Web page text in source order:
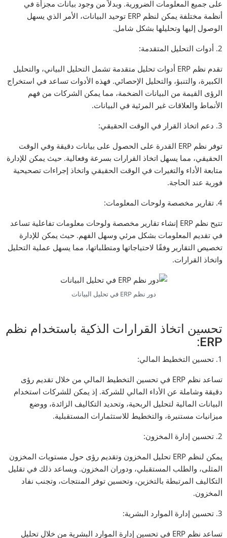
على جميع المعلومات الضرورية. وبدلاً من وجود بيانات مجزأة في
أنظمة مختلفة يمكن لنظم ERP توحيد البيانات، الأمر الذي يسهل
الوصول إليها وتحليلها بشكل شامل.
2. أدوات التحليل المتقدمة:
تقدم نظم ERP أدوات تحليل متقدمة تشمل التحليل البياني، والتحليل
الكبيرة، والتنبؤ، والتحليل الإحصائي. فهذه الأدوات تساعد في استخراج
الرؤى القيمة من البيانات الضخمة، مما يمكن الشركات من فهم
الأنماط والعلاقات غير المرئية في البيانات.
3. دعم اتخاذ القرار في الوقت الحقيقي:
توفر نظم ERP القدرة على الحصول على بيانات دقيقة وفي الوقت
الحقيقي، مما يسهل اتخاذ القرارات بسرعة وفعالية. حيث يمكن للإدارة
متابعة الأداء والتغيرات في الوقت الحقيقي واتخاذ إجراءات تصحيحية
فورية عند الحاجة.
4. تقارير مخصصة ولوحات المعلومات:
تتيح نظم ERP إنشاء تقارير مخصصة ولوحات معلومات تفاعلية تساعد
في تقديم المعلومات بشكل مرئي وسهل الفهم. حيث يمكن للإدارة
تخصيص التقارير وفقًا لاحتياجاتها ومتطلباتها، مما يسهل عملية التحليل
واتخاذ القرارات.
دور نظم ERP في تحليل البيانات
تحسين اتخاذ القرارات الذكية باستخدام نظم
ERP:
1. تحسين التخطيط المالي:
تساعد نظم ERP في تحسين التخطيط المالي من خلال تقديم رؤى
دقيقة وشاملة عن الأداء المالي للشركة. إذ يمكن للشركات استخدام
البيانات المالية لتحليل الربحية، وتحديد التكاليف الزائدة، ووضع
ميزانيات مستنيرة، والتخطيط للاستثمارات المستقبلية.
2. تحسين إدارة المخزون:
يمكن لنظم ERP تحليل المخزون وتقديم رؤى حول مستويات المخزون
المثلى، والطلب المستقبلي، ودوران المخزون. ويساعد ذلك في تقليل
التكاليف المرتبطة بالتخزين، وتحسين توفر المنتجات، وتجنب نفاد
المخزون.
3. تحسين إدارة الموارد البشرية:
تساعد نظم ERP في تحسين إدارة الموارد البشرية من خلال تحليل